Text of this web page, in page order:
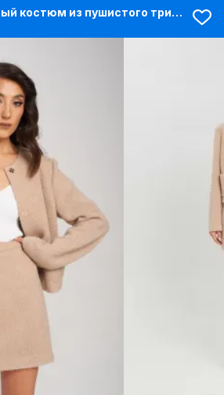
Двойка бежевый костюм из пушистого трикотажа